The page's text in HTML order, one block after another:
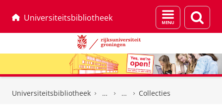
Universiteitsbibliotheek
Menu
en
Universiteitsbibliotheek Collecties